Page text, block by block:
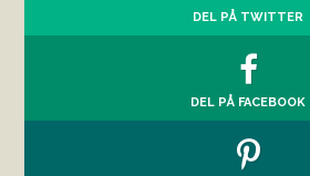
DEL PÅ TWITTER
DEL PÅ FACEBOOK